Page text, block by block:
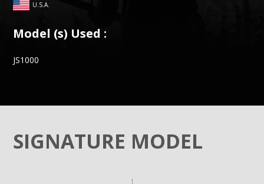
U.S.A.
Model (s) Used :
JS1000
SIGNATURE MODEL